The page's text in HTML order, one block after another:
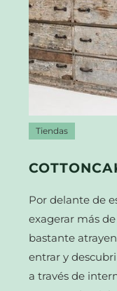
Tiendas
Por delante de
exagerar más
bastante
entrar y
a través de